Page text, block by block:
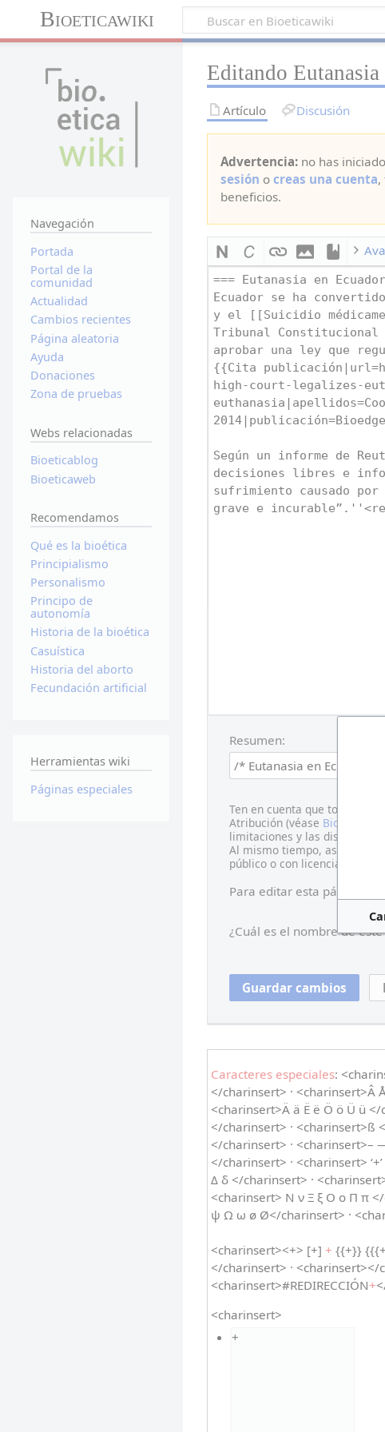
Bioeticawiki
Editando
Artículo Discusión
Advertencia:no has
sesión o creas una cuenta,
beneficios.
Resumen:
Ten en cuenta que todas las
Atribución (véase
limitaciones y las distribuyan
Al mismo tiempo, asumimos
público o con licencia libre.
Para editar esta página,
¿Cuál es el nombre de
Caracteres especiales:
</charinsert> · <charinsert>Â
<charinsert>Ä ä Ë ë Ö ö Ü ü
</charinsert> ·
</charinsert> · <charinsert>–
</charinsert> · <charinsert>
Δ δ </charinsert> ·
<charinsert> Ν ν Ξ ξ Ο ο Π π
ψ Ω ω ø Ø</charinsert> ·
<charinsert><+> [+] + {{+}}
</charinsert> · <charinsert></
<charinsert>#REDIRECCIÓN+
<charinsert>
+
Navegación
Portada
Portal de la
comunidad
Actualidad
Cambios recientes
Página aleatoria
Ayuda
Donaciones
Zona de pruebas
Webs relacionadas
Bioeticablog
Bioeticaweb
Recomendamos
Qué es la bioética
Principialismo
Personalismo
Principo de
autonomía
Historia de la bioética
Casuística
Historia del aborto
Fecundación artificial
Herramientas wiki
Páginas especiales